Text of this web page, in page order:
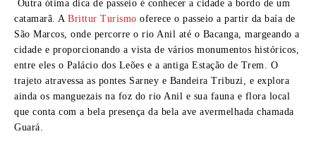
Outra ótima dica de passeio é conhecer a cidade a bordo de um
catamarã. A Brittur Turismo oferece o passeio a partir da baía de
São Marcos, onde percorre o rio Anil até o Bacanga, margeando a
cidade e proporcionando a vista de vários monumentos históricos,
entre eles o Palácio dos Leões e a antiga Estação de Trem. O
trajeto atravessa as pontes Sarney e Bandeira Tribuzi, e explora
ainda os manguezais na foz do rio Anil e sua fauna e flora local
que conta com a bela presença da bela ave avermelhada chamada
Guará.